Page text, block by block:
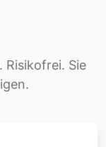
Risikofrei. Sie